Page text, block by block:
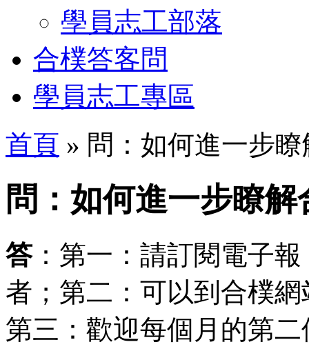
學員志工部落
合樸答客問
學員志工專區
首頁 » 問：如何進一步
問：如何進一步瞭解
答：第一：請訂閱電子
者；第二：可以到合樸
第三：歡迎每個月的第